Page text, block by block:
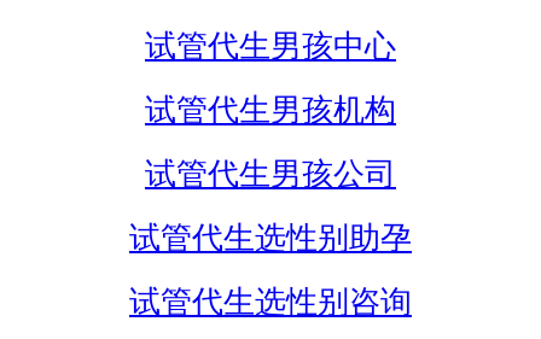
试管代生男孩中心
试管代生男孩机构
试管代生男孩公司
试管代生选性别助孕
试管代生选性别咨询